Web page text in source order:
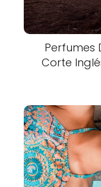
Perfumes
Corte